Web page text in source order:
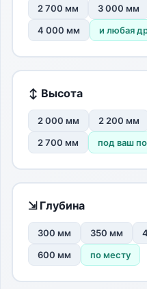
2 700 мм
3 000 мм
4 000 мм
и любая
↕ Высота
2 000 мм 2 200 мм
2 700 мм
под ваш
⇲ Глубина
300 мм 350 мм
600 мм
по месту